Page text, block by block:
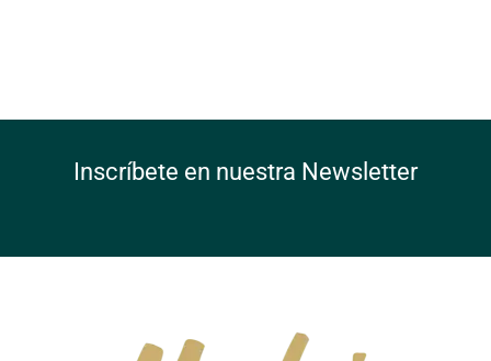
Inscríbete en nuestra Newsletter